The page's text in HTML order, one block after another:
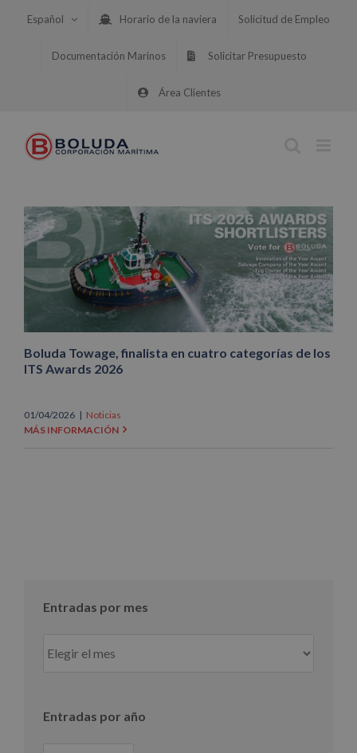
Español Horario de la naviera Solicitud de Empleo
Documentación Marinos Solicitar Presupuesto
Área Clientes
Boluda Towage, finalista en cuatro categorías de los
ITS Awards 2026
01/04/2026 | Noticias
MÁS INFORMACIÓN
Entradas por mes
por
Entradas por año